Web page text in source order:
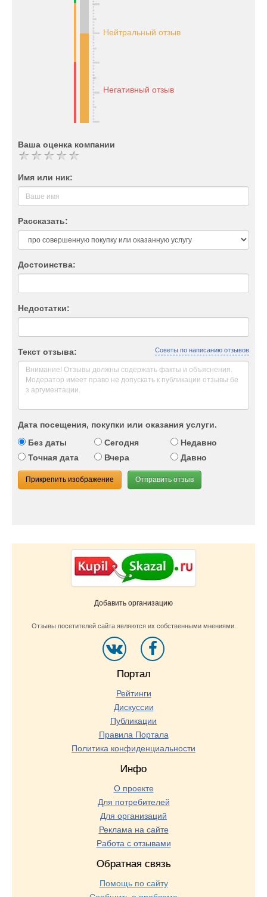
Нейтральный отзыв
Негативный отзыв
Ваша оценка компании
Имя или ник:
Рассказать:
Достоинства:
Недостатки:
Текст отзыва: Советы по написанию отзывов
Дата посещения, покупки или оказания услуги.
Без даты
Сегодня
Недавно
Точная дата
Вчера Давно
Прикрепить изображение Отправить отзыв
Добавить организацию
Отзывы посетителей сайта являются их собственными мнениями.
Портал
Рейтинги
Дискуссии
Публикации
Правила Портала
Политика конфиденциальности
Инфо
О проекте
Для потребителей
Для организаций
Реклама на сайте
Работа с отзывами
Обратная связь
Помощь по сайту